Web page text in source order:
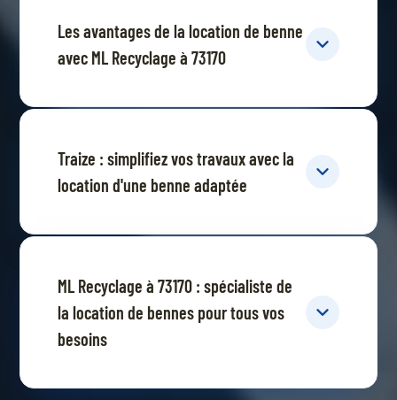
Les avantages de la location de benne
avec ML Recyclage à 73170
Traize : simplifiez vos travaux avec la
location d'une benne adaptée
ML Recyclage à 73170 : spécialiste de
la location de bennes pour tous vos
besoins